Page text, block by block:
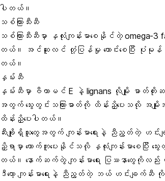
ပါတယ်။
သစ်​ကြားသီးဆီ
သစ်ကြားသီးဆီမှာ နှလုံးကျန်းမာစေနိုင်တဲ့ omega-
တယ်။ အင်ဆူလင် တုံ့ပြန်မှု ကောင်းစေပြီး ပုံမုန် စာ
တယ်။
နှမ်းဆီ
နှမ်းဆီမှာ ဗီတာမင် E နဲ့ lignans လိုမျိုး ဓာတ်
အတွက် သွေးတွင်းသကြားဓာတ်ကို ထိန်းညှိပေးသလို အမ
ထိန်းညှိပေးပါတယ်။
ဆီးချိုရှိသူတွေအတွက် ကျန်းမာရေးနဲ့ ညီညွတ်တဲ့ ဟင်းချ
ညှိရာမှာ ထောက်ကူပေးနိုင်သလို နှလုံးကျန်းမာစေပြီ
တယ်။ နောက်ဆက်တွဲ ကျန်းမာရေး ပြဿနာတွေကိုလည်း
ဒီတော့ ကျန်းမာရေးနဲ့ ညီညွတ်တဲ့ ဘယ် ဟင်းချက်ဆီ ကို